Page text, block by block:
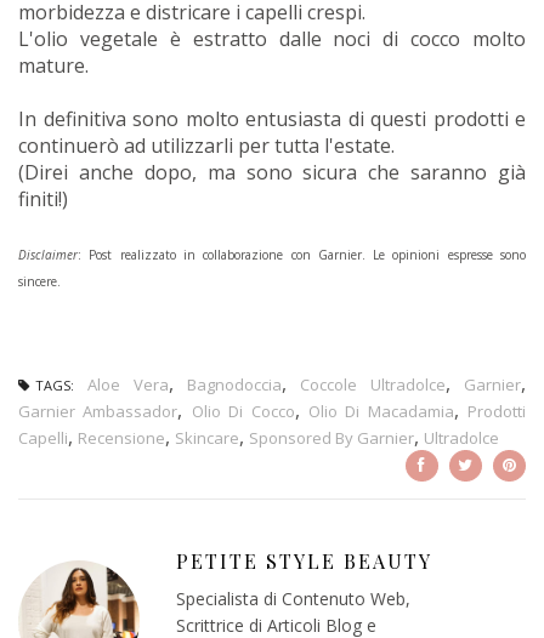
morbidezza e districare i capelli crespi.
L'olio vegetale è estratto dalle noci di cocco molto
mature.
In definitiva sono molto entusiasta di questi prodotti e
continuerò ad utilizzarli per tutta l'estate.
(Direi anche dopo, ma sono sicura che saranno già
finiti!)
Disclaimer: Post realizzato in collaborazione con Garnier. Le opinioni espresse sono
sincere.
TAGS: Aloe Vera, Bagnodoccia, Coccole Ultradolce, Garnier,
Garnier Ambassador, Olio Di Cocco, Olio Di Macadamia, Prodotti
Capelli, Recensione, Skincare, Sponsored By Garnier, Ultradolce
PETITE STYLE BEAUTY
Specialista di Contenuto Web,
Scrittrice di Articoli Blog e